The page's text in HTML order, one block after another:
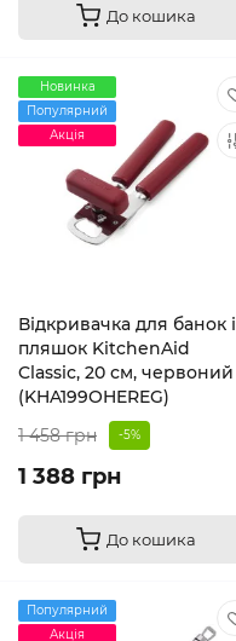
До кошика
Новинка
Популярний
Акція
Відкривачка для банок і
пляшок KitchenAid
Classic, 20 см, червоний
(KHA199OHEREG)
1 458 грн
-5%
1 388 грн
До кошика
Популярний
Акція